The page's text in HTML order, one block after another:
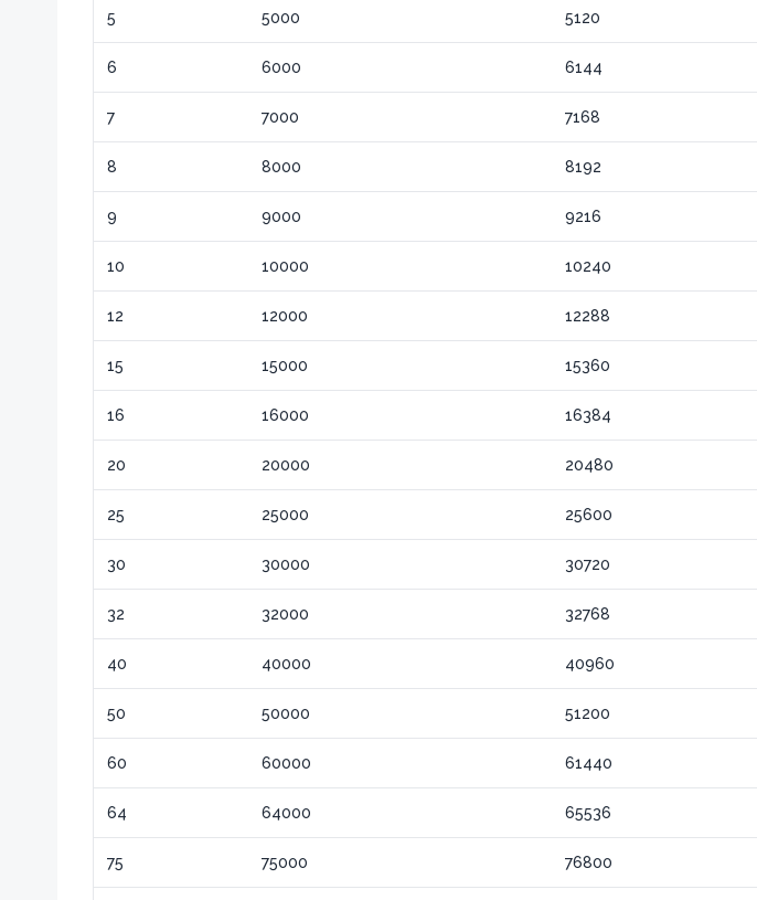
5 5000 5120
6 6000 6144
7 7000 7168
8 8000 8192
9 9000 9216
10 10000 10240
12 12000 12288
15 15000 15360
16 16000 16384
20 20000 20480
25 25000 25600
30 30000 30720
32 32000 32768
40 40000 40960
50 50000 51200
60 60000 61440
64 64000 65536
75 75000 76800